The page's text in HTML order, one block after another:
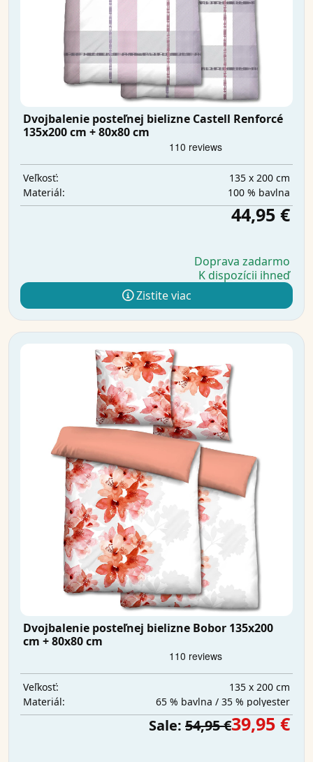
Dvojbalenie posteľnej bielizne Castell Renforcé
135x200 cm + 80x80 cm
Veľkosť:
135 x 200 cm
Materiál:
100 % bavlna
44,95 €
Doprava zadarmo
K dispozícii ihneď
Zistite viac
Dvojbalenie posteľnej bielizne Bobor 135x200
cm + 80x80 cm
Veľkosť:
135 x 200 cm
Materiál:
65 % bavlna / 35 % polyester
Sale: 54,95 €39,95 €